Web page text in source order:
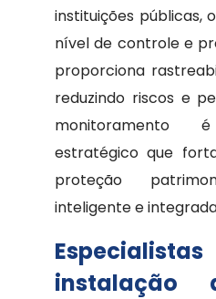
instituições públicas,
nível de controle e
proporciona
reduzindo riscos e
estratégico que
proteção
inteligente e
instalação